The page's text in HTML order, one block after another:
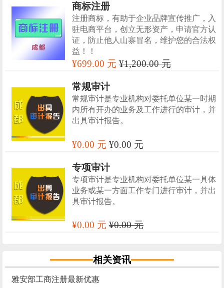
商标注册
注册商标，有助于企业品牌宣传推广，入
驻电商平台，创立无形资产，申请官方认
证，防止他人山寨冒名，维护您的合法权
益！！
¥699.00 元¥1,200.00 元
常规审计
常规审计是专业机构对委托单位某一时期
内所有开办的业务及工作进行的审计，并
出具审计报告。
¥0.00 元¥0.00 元
专项审计
专项审计是专业机构对委托单位某一具体
业务或某一方面工作专门进行审计，并出
具审计报告。
¥0.00 元¥0.00 元
相关资讯
雅安部工商注册最新优惠